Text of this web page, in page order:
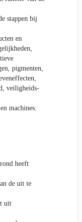
stappen bij
en
pigmenten,
veiligheids-
machines:
heeft
de uit te
uit